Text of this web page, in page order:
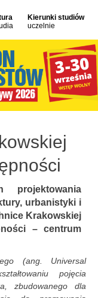
Kierunki studiów
uczelnie
urbanistyki i
Krakowskiej
– centrum
(ang. Universal
pojęcia
zbudowanego dla